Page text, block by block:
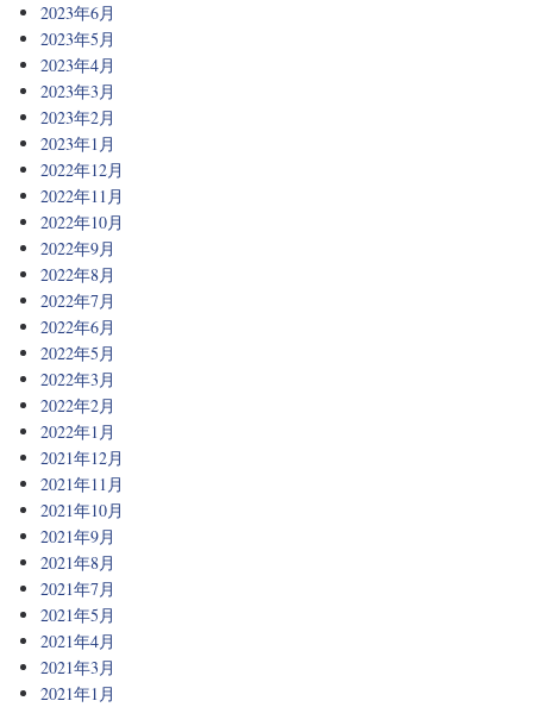
2023年6月
2023年5月
2023年4月
2023年3月
2023年2月
2023年1月
2022年12月
2022年11月
2022年10月
2022年9月
2022年8月
2022年7月
2022年6月
2022年5月
2022年3月
2022年2月
2022年1月
2021年12月
2021年11月
2021年10月
2021年9月
2021年8月
2021年7月
2021年5月
2021年4月
2021年3月
2021年1月